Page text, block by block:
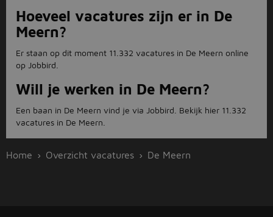
Hoeveel vacatures zijn er in De
Meern?
Er staan op dit moment 11.332 vacatures in De Meern online
op Jobbird.
Will je werken in De Meern?
Een baan in De Meern vind je via Jobbird. Bekijk hier 11.332
vacatures in De Meern.
Home Overzicht vacatures De Meern